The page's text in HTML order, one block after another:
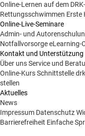
Online-Lernen auf dem
Rettungsschwimmen Erste
Online-Live-Seminare
Admin- und
NotfallvorsorgeeLearning-
Kontakt und Unterstützung
Über unsService und
Online-KursSchnittstelle
stellen
Aktuelles
News
Impressum Datenschutz
Barrierefreiheit Einfache